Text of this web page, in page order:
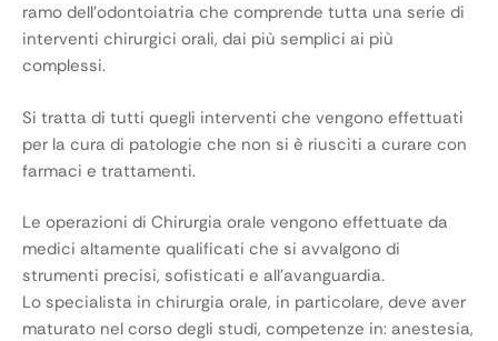
ramo dell’odontoiatria che comprende tutta una serie di
interventi chirurgici orali, dai più semplici ai più
complessi.
Si tratta di tutti quegli interventi che vengono effettuati
per la cura di patologie che non si è riusciti a curare con
farmaci e trattamenti.
Le operazioni di Chirurgia orale vengono effettuate da
medici altamente qualificati che si avvalgono di
strumenti precisi, sofisticati e all’avanguardia.
Lo specialista in chirurgia orale, in particolare, deve aver
maturato nel corso degli studi, competenze in: anestesia,